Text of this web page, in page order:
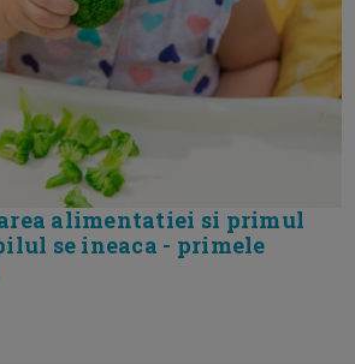
alimentatiei si primul
se ineaca - primele